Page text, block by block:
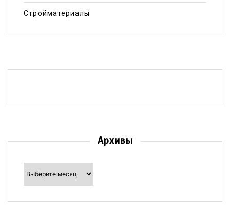
Стройматериалы
Архивы
Архивы